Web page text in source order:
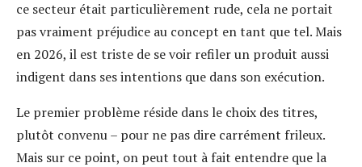
ce secteur était particulièrement rude, cela ne portait
pas vraiment préjudice au concept en tant que tel. Mais
en 2026, il est triste de se voir refiler un produit aussi
indigent dans ses intentions que dans son exécution.
Le premier problème réside dans le choix des titres,
plutôt convenu – pour ne pas dire carrément frileux.
Mais sur ce point, on peut tout à fait entendre que la